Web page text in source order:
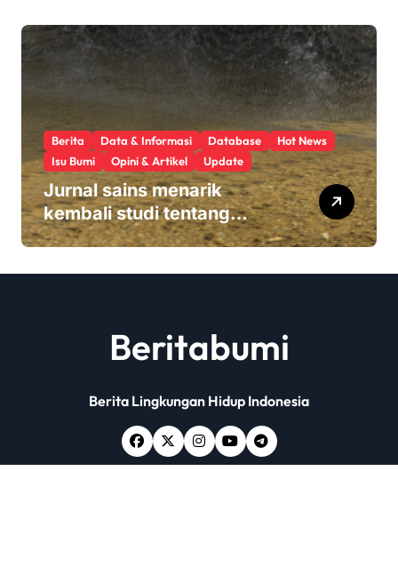
Berita Data & Informasi Database
Hot News
Isu Bumi
Opini & Artikel Update
Jurnal sains menarik
kembali studi tentang
keamanan Monsanto
Beritabumi
Berita Lingkungan Hidup Indonesia